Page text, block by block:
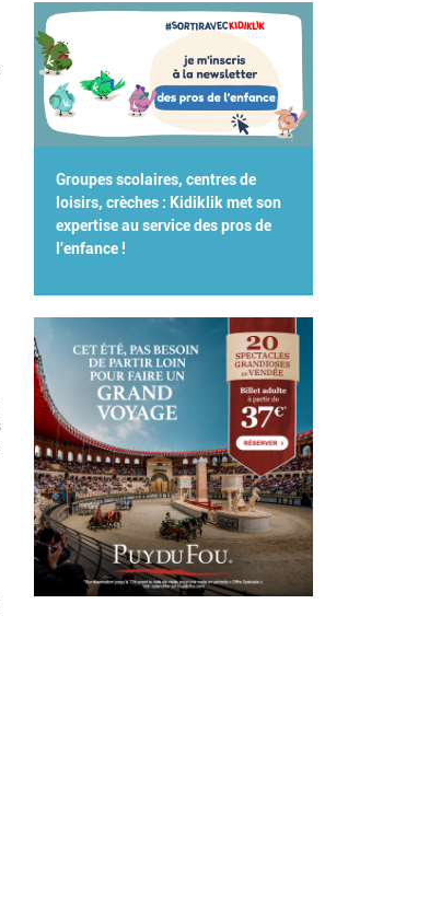
Groupes scolaires, centres de
loisirs, crèches : Kidiklik met son
expertise au service des pros de
l'enfance !